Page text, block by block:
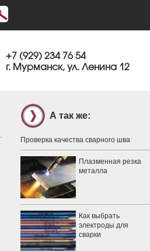
+7 (929) 234 76 54
г. Мурманск, ул. Ленина 12
А так же:
Проверка качества сварного шва
Плазменная резка
металла
Как выбрать
электроды для
сварки